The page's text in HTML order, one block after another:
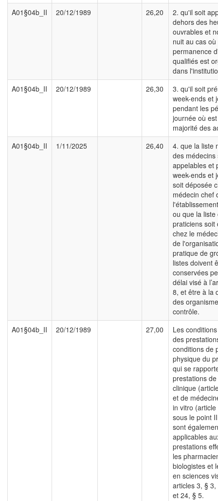
A01§04b_II
20/12/1989 26,20
2. qu'il soit
dehors des
ouvrables et
nuit au cas
permanence
qualifiés est
dans
A01§04b_II
20/12/1989 26,30
3. qu'il soit
week-ends et
pendant les
journée où
majorité des
A01§04b_II
1/11/2025 26,40
4. que la liste
des médecins
appelables et
week-ends et
soit déposée
médecin chef
ou que la liste
praticiens soit
chez le
de
pratique de
listes doivent
conservées
délai visé à
8, et être à la
des
contrôle.
A01§04b_II
20/12/1989 27,00
Les
des
conditions de
physique du
qui se
prestations
clinique
et de
in vitro
sous le point
sont
applicables
prestations
les
biologistes et
en sciences
articles 3, §
et 24, § 5.